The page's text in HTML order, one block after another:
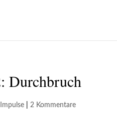
Durchbruch
Impulse |2 Kommentare